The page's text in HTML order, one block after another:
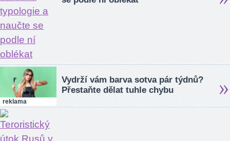
reklama
Vydrží vám barva sotva pár týdnů?
Přestaňte dělat tuhle chybu